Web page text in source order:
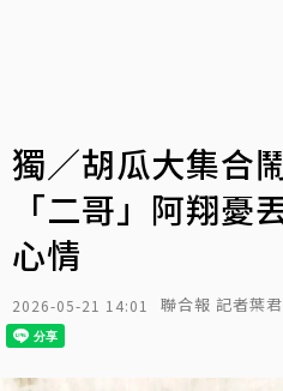
獨／胡瓜大集合
「二哥」阿翔憂
心情
2026-05-21 14:01 聯合報 記者葉